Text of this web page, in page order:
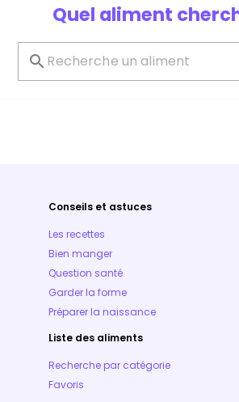
Quel aliment
Conseils et astuces
Les recettes
Bien manger
Question santé
Garder la forme
Préparer la naissance
Liste des aliments
Recherche par catégorie
Favoris